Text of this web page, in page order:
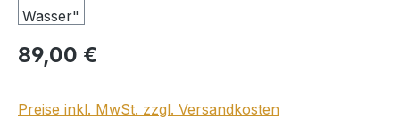
Regulärer Preis:
89,00 €
Preise inkl. MwSt. zzgl. Versandkosten